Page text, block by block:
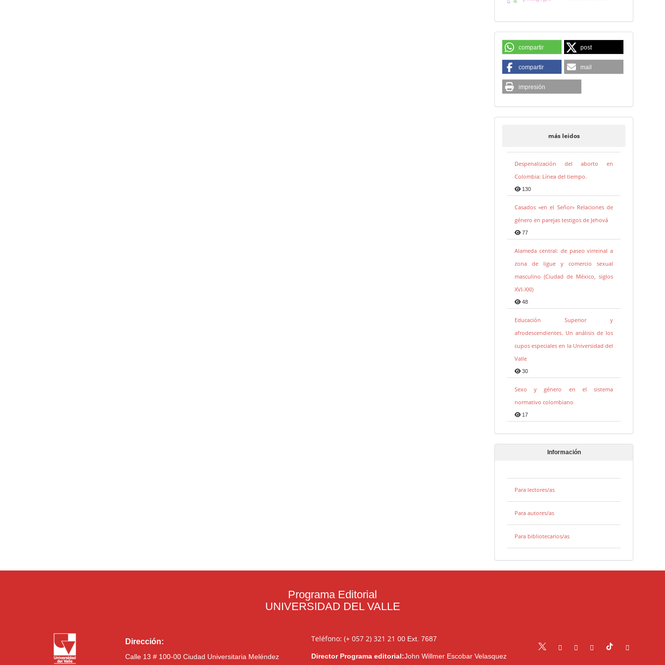
compartir post
compartir mail
impresión
más leidos
Despenalización del aborto en
Colombia: Línea del tiempo.
130
Casados «en el Señor» Relaciones de
género en parejas testigos de Jehová
77
Alameda central: de paseo virreinal a
zona de ligue y comercio sexual
masculino (Ciudad de México, siglos
XVI-XXI)
48
Educación Superior y
afrodescendientes. Un análisis de los
cupos especiales en la Universidad del
Valle
30
Sexo y género en el sistema
normativo colombiano
17
Información
Para lectores/as
Para autores/as
Para bibliotecarios/as
Programa Editorial
UNIVERSIDAD DEL VALLE
Dirección:
Calle 13 # 100-00 Ciudad Universitaria Meléndez
Teléfono: (+ 057 2) 321 21 00Ext. 7687
Director Programa editorial:John Willmer Escobar Velasquez